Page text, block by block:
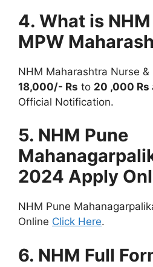
4. What is
MPW
NHM Maharashtra Nurse
18,000/- Rs to 20 ,000 Rs
Official Notification.
5. NHM Pune
2024 Apply
NHM Pune
Online Click Here.
6. NHM Full